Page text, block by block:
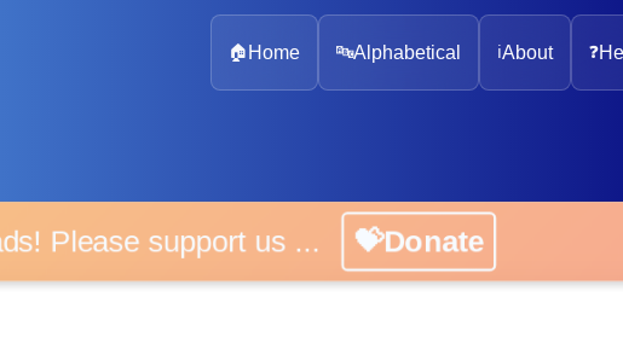
🏠 Home 🔤Alphabetical ℹ️About ❓
Please support us ... 💝Donate